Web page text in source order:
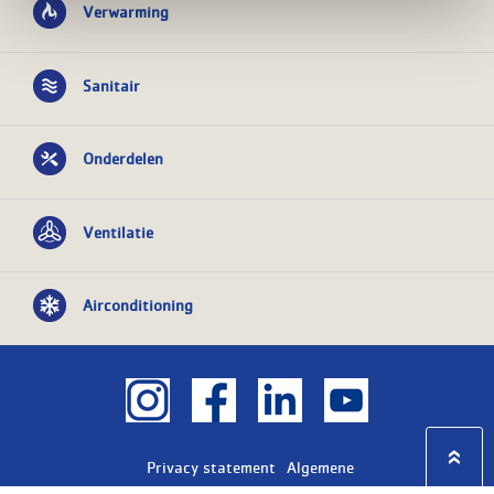
Verwarming
Sanitair
Onderdelen
Ventilatie
Airconditioning
Privacy statement
Algemene